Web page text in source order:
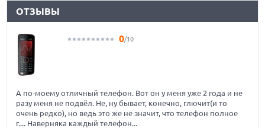
ОТЗЫВЫ
0/10
А по-моему отличный телефон. Вот он у меня уже 2 года и не
разу меня не подвёл. Не, ну бывает, конечно, глючит(и то
очень редко), но ведь это же не значит, что телефон полное
г.... Наверняка каждый телефон...